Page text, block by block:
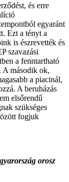
és erre
egyaránt
Ezt a tényt a
is észrevették és
szavazási
a fenntartható
A második ok,
a piacinál,
A beruházás
elsőrendű
szükséges
fogjuk
orosz